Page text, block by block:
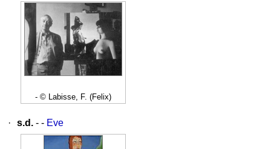
- © Labisse, F. (Felix)
· s.d. - - Eve